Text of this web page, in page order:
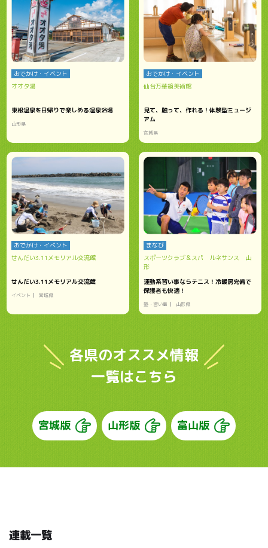
おでかけ・イベント
オオタ湯
東根温泉を日帰りで楽しめる温泉浴場
山形県
おでかけ・イベント
仙台万華鏡美術館
見て、触って、作れる！体験型ミュージ
アム
宮城県
おでかけ・イベント
せんだい3.11メモリアル交流館
せんだい3.11メモリアル交流館
イベント 宮城県
まなび
スポーツクラブ＆スパ ルネサンス 山
形
運動系習い事ならテニス！冷暖房完備で
保護者も快適！
塾・習い事 山形県
各県のオススメ情報
一覧はこちら
宮城版 山形版 富山版
連載一覧